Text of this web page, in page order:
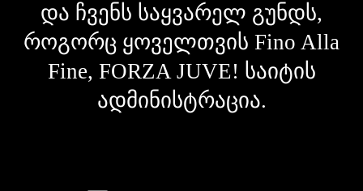
და ჩვენს საყვარელ გუნდს,
როგორც ყოველთვის Fino Alla
Fine, FORZA JUVE! საიტის
ადმინისტრაცია.